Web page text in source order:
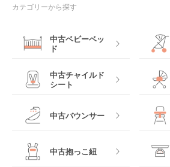
カテゴリーから探す
中古ベビーベッ
ド
中古チャイルド
シート
中古バウンサー
中古抱っこ紐